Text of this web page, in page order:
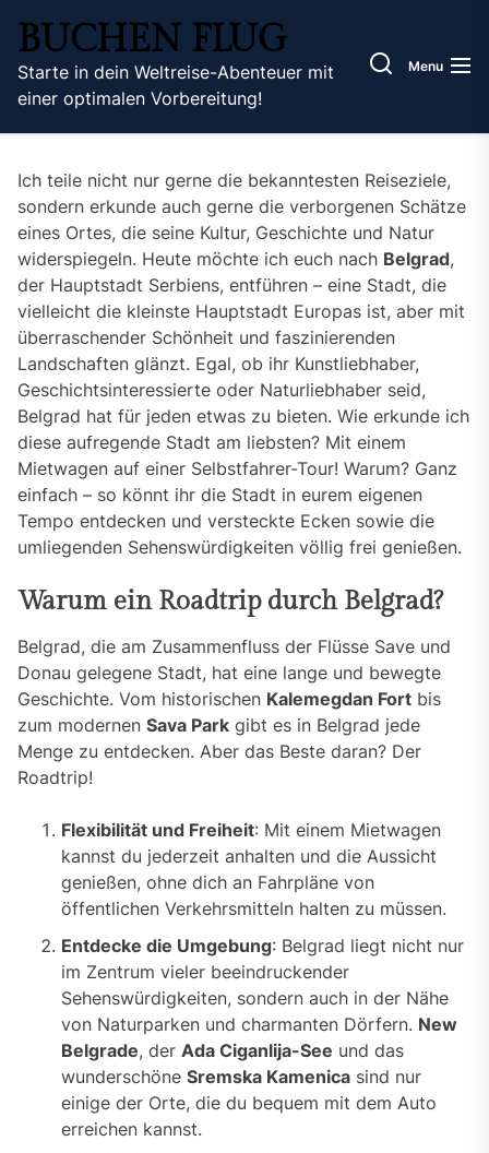
the
content
BUCHEN FLUG
Starte in dein Weltreise-Abenteuer mit
einer optimalen Vorbereitung!
Menu
Ich teile nicht nur gerne die bekanntesten Reiseziele,
sondern erkunde auch gerne die verborgenen Schätze
eines Ortes, die seine Kultur, Geschichte und Natur
widerspiegeln. Heute möchte ich euch nach Belgrad,
der Hauptstadt Serbiens, entführen – eine Stadt, die
vielleicht die kleinste Hauptstadt Europas ist, aber mit
überraschender Schönheit und faszinierenden
Landschaften glänzt. Egal, ob ihr Kunstliebhaber,
Geschichtsinteressierte oder Naturliebhaber seid,
Belgrad hat für jeden etwas zu bieten. Wie erkunde ich
diese aufregende Stadt am liebsten? Mit einem
Mietwagen auf einer Selbstfahrer-Tour! Warum? Ganz
einfach – so könnt ihr die Stadt in eurem eigenen
Tempo entdecken und versteckte Ecken sowie die
umliegenden Sehenswürdigkeiten völlig frei genießen.
Warum ein Roadtrip durch Belgrad?
Belgrad, die am Zusammenfluss der Flüsse Save und
Donau gelegene Stadt, hat eine lange und bewegte
Geschichte. Vom historischen Kalemegdan Fort bis
zum modernen Sava Park gibt es in Belgrad jede
Menge zu entdecken. Aber das Beste daran? Der
Roadtrip!
Flexibilität und Freiheit: Mit einem Mietwagen
kannst du jederzeit anhalten und die Aussicht
genießen, ohne dich an Fahrpläne von
öffentlichen Verkehrsmitteln halten zu müssen.
Entdecke die Umgebung: Belgrad liegt nicht nur
im Zentrum vieler beeindruckender
Sehenswürdigkeiten, sondern auch in der Nähe
von Naturparken und charmanten Dörfern. New
Belgrade, der Ada Ciganlija-See und das
wunderschöne Sremska Kamenica sind nur
einige der Orte, die du bequem mit dem Auto
erreichen kannst.